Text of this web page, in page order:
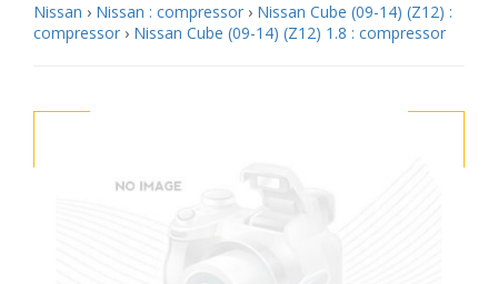
Nissan › Nissan : compressor › Nissan Cube (09-14) (Z12) :
compressor › Nissan Cube (09-14) (Z12) 1.8 : compressor